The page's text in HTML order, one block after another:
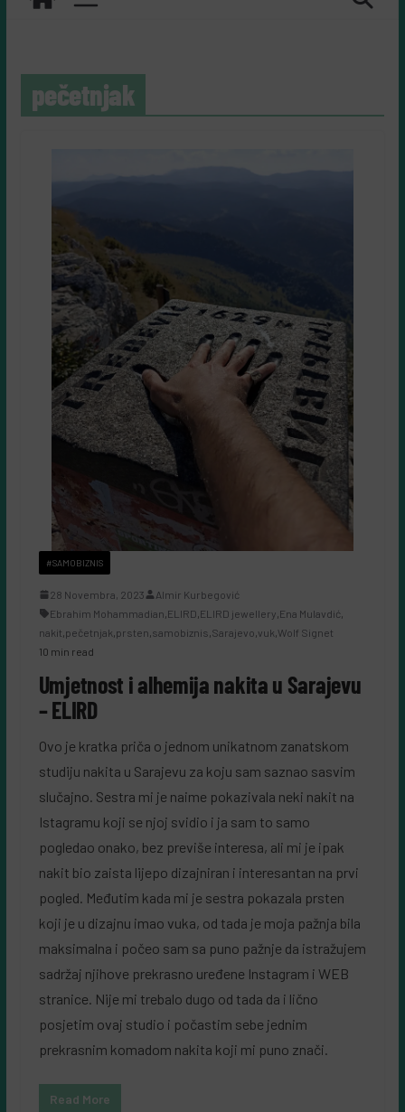
pečetnjak
#SAMOBIZNIS
28 Novembra, 2023
Almir Kurbegović
Ebrahim Mohammadian ELIRD ELIRD jewellery Ena Mulavdić
nakit pečetnjak prsten samobiznis Sarajevo vuk Wolf Signet
10 min read
Umjetnost i alhemija nakita u Sarajevu
– ELIRD
Ovo je kratka priča o jednom unikatnom zanatskom
studiju nakita u Sarajevu za koju sam saznao sasvim
slučajno. Sestra mi je naime pokazivala neki nakit na
Istagramu koji se njoj svidio i ja sam to samo
pogledao onako, bez previše interesa, ali mi je ipak
nakit bio zaista lijepo dizajniran i interesantan na prvi
pogled. Međutim kada mi je sestra pokazala prsten
koji je u dizajnu imao vuka, od tada je moja pažnja bila
maksimalna i počeo sam sa puno pažnje da istražujem
sadržaj njihove prekrasno uređene Instagram i WEB
stranice. Nije mi trebalo dugo od tada da i lično
posjetim ovaj studio i počastim sebe jednim
prekrasnim komadom nakita koji mi puno znači.
Read More